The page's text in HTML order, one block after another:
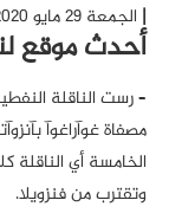
الجمعة 29 مايو 2020 - 22:00
أحدث موقع
مصفاة غوآراغوآ
وتقترب من فنزويلا.